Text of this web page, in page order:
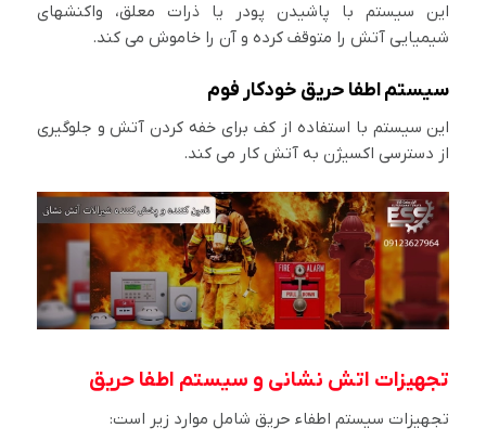
این سیستم با پاشیدن پودر یا ذرات معلق، واکنشهای
شیمیایی آتش را متوقف کرده و آن را خاموش می کند.
سیستم اطفا حریق خودکار فوم
این سیستم با استفاده از کف برای خفه کردن آتش و جلوگیری
از دسترسی اکسیژن به آتش کار می کند.
تجهیزات اتش نشانی و سیستم اطفا حریق
تجهیزات سیستم اطفاء حریق شامل موارد زیر است: